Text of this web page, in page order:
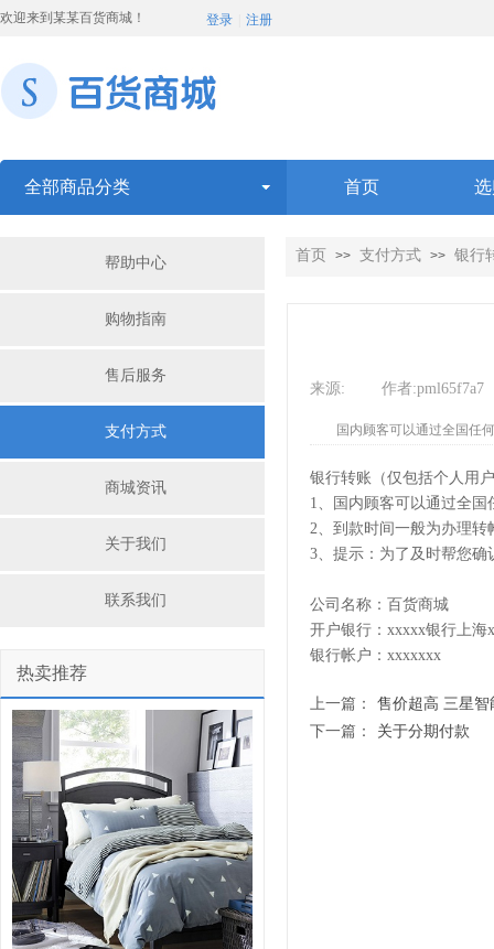
登录 注册
欢迎来到某某百货商城！
全部商品分类 首页
帮助中心
购物指南
售后服务
支付方式
商城资讯
关于我们
联系我们
首页 >> 支付方式 >> 银行
来源: 作者:pml65f7a7
国内顾客可以通过全国任
银行转账（仅包括个人用
1、国内顾客可以通过全
2、到款时间一般为办理转
3、提示：为了及时帮您
公司名称：百货商城
开户银行：xxxxx银行上海
银行帐户：xxxxxxx
上一篇：
售价超高 三星智
下一篇：
关于分期付款
热卖推荐